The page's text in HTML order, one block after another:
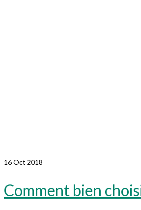
16Oct 2018
Comment bien